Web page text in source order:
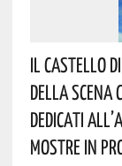
Il Castello
Della Scena
Dedicati
Mostre In